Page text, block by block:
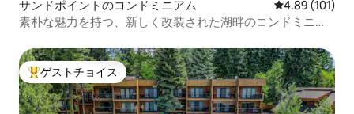
サンドポイントのコンドミニアム レビュー101
4.89 (101)
素朴な魅力を持つ、新しく改装された湖畔のコンドミニア
大好評のゲストチョイスです。
ゲストチョイス